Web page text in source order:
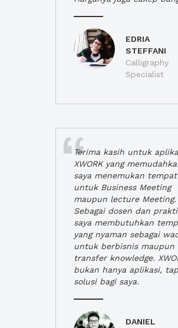
EDRIA
STEFFANI
Calligraphy
Specialist
Terima kasih untuk
XWORK yang
saya menemukan tempat
untuk Business Meeting
maupun lecture Meeting.
Sebagai dosen dan
saya membutuhkan
yang nyaman sebagai
untuk berbisnis maupun
transfer knowledge.
bukan hanya aplikasi,
solusi bagi saya.
DANIEL